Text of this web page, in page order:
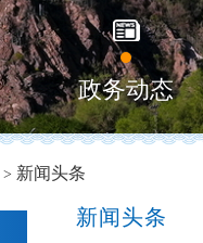
政务动态
> 新闻头条
新闻头条